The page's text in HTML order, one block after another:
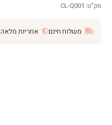
מק"ט: CL-Q001
משלוח חינם אחריות מלאה